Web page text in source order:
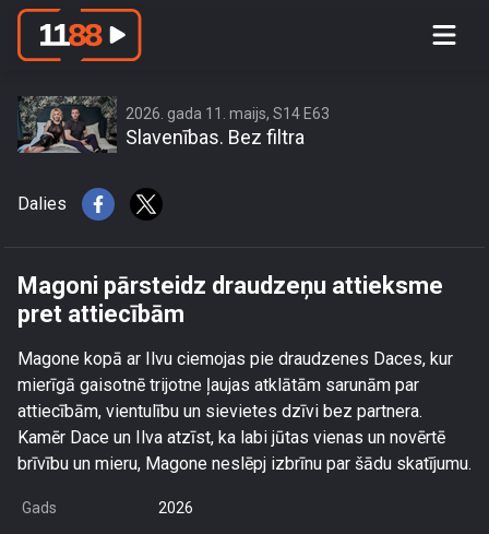
Magoni pārsteidz draudzeņu
2026. gada 11. maijs, S14 E63
Slavenības. Bez filtra
Dalies
Magoni pārsteidz draudzeņu attieksme
pret attiecībām
Magone kopā ar Ilvu ciemojas pie draudzenes Daces, kur
mierīgā gaisotnē trijotne ļaujas atklātām sarunām par
attiecībām, vientulību un sievietes dzīvi bez partnera.
Kamēr Dace un Ilva atzīst, ka labi jūtas vienas un novērtē
brīvību un mieru, Magone neslēpj izbrīnu par šādu skatījumu.
Gads 2026